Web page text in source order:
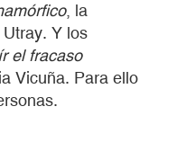
, la
Y los
el fracaso
Vicuña. Para ello